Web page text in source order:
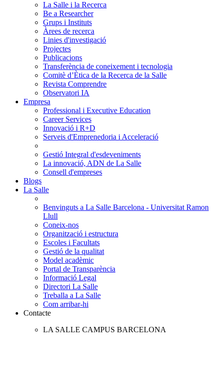
La Salle i la Recerca
Be a Researcher
Grups i Instituts
Àrees de recerca
Linies d'investigació
Projectes
Publicacions
Transferència de coneixement i tecnologia
Comitè d’Ètica de la Recerca de la Salle
Revista Comprendre
Observatori IA
Empresa
Professional i Executive Education
Career Services
Innovació i R+D
Serveis d'Emprenedoria i Acceleració
Gestió Integral d'esdeveniments
La innovació, ADN de La Salle
Consell d'empreses
Blogs
La Salle
Benvinguts a La Salle Barcelona - Universitat Ramon
Llull
Coneix-nos
Organització i estructura
Escoles i Facultats
Gestió de la qualitat
Model acadèmic
Portal de Transparència
Informació Legal
Directori La Salle
Treballa a La Salle
Com arribar-hi
Contacte
LA SALLE CAMPUS BARCELONA